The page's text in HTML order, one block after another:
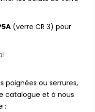
(verre CR 3) pour
poignées ou serrures,
catalogue et à nous
: